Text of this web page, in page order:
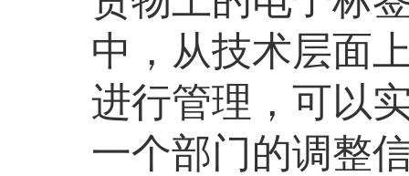
中，从技术层面
进行管理，可以
一个部门的调整